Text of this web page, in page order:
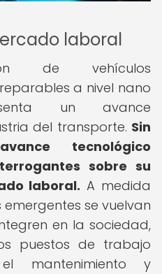
laboral
de vehículos
a nivel nano
un avance
del transporte. Sin
tecnológico
sobre su
laboral. A medida
se vuelvan
en la sociedad,
puestos de trabajo
mantenimiento y